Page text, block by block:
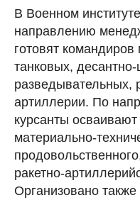
В Военном
направлению
готовят командиров
танковых,
разведывательных,
артиллерии. По
курсанты
материально-
ракетно-
Организовано